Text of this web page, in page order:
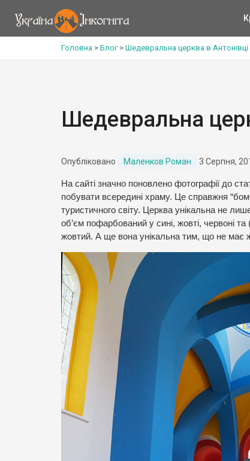
Головна > Блог> Шедевральна церква в Антонівці
Шедевральна
Опубліковано Маленков Роман 3 Серпня,
На сайті значно поновлено фотографії до
побувати всередині храму. Це справжня
туристичного світу. Церква унікальна не
об’єм пофарбований у сині, жовті, червоні
жовтий. А ще вона унікальна тим, що не має